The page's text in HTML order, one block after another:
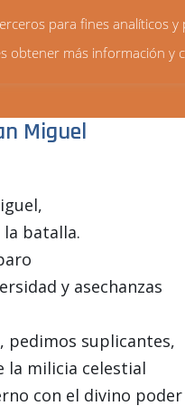
Miguel
la batalla.
y asechanzas
pedimos suplicantes,
la milicia celestial
con el divino poder
para fines analíticos
obtener más información y